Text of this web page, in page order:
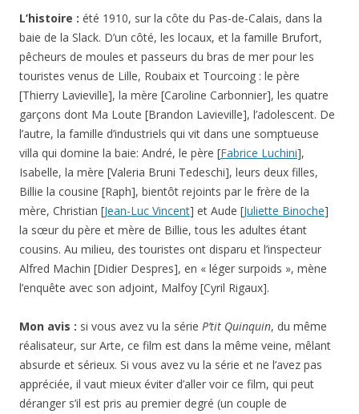
L’histoire : été 1910, sur la côte du Pas-de-Calais, dans la
baie de la Slack. D’un côté, les locaux, et la famille Brufort,
pêcheurs de moules et passeurs du bras de mer pour les
touristes venus de Lille, Roubaix et Tourcoing : le père
[Thierry Lavieville], la mère [Caroline Carbonnier], les quatre
garçons dont Ma Loute [Brandon Lavieville], l’adolescent. De
l’autre, la famille d’industriels qui vit dans une somptueuse
villa qui domine la baie: André, le père [Fabrice Luchini],
Isabelle, la mère [Valeria Bruni Tedeschi], leurs deux filles,
Billie la cousine [Raph], bientôt rejoints par le frère de la
mère, Christian [Jean-Luc Vincent] et Aude [Juliette Binoche]
la sœur du père et mère de Billie, tous les adultes étant
cousins. Au milieu, des touristes ont disparu et l’inspecteur
Alfred Machin [Didier Despres], en « léger surpoids », mène
l’enquête avec son adjoint, Malfoy [Cyril Rigaux].
Mon avis : si vous avez vu la série P’tit Quinquin, du même
réalisateur, sur Arte, ce film est dans la même veine, mêlant
absurde et sérieux. Si vous avez vu la série et ne l’avez pas
appréciée, il vaut mieux éviter d’aller voir ce film, qui peut
déranger s’il est pris au premier degré (un couple de